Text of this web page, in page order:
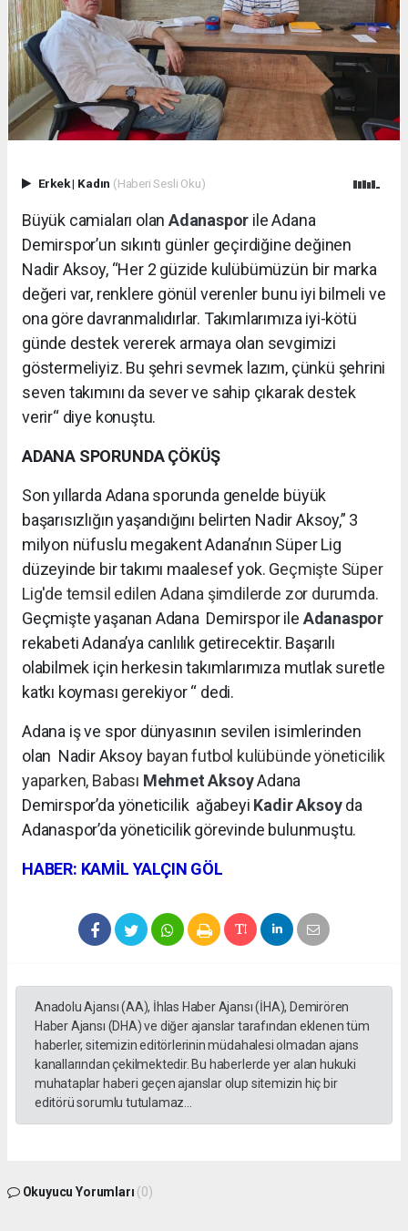
Erkek| Kadın (Haberi Sesli Oku)
Büyük camiaları olan Adanaspor ile Adana
Demirspor’un sıkıntı günler geçirdiğine değinen
Nadir Aksoy, “Her 2 güzide kulübümüzün bir marka
değeri var, renklere gönül verenler bunu iyi bilmeli ve
ona göre davranmalıdırlar. Takımlarımıza iyi-kötü
günde destek vererek armaya olan sevgimizi
göstermeliyiz. Bu şehri sevmek lazım, çünkü şehrini
seven takımını da sever ve sahip çıkarak destek
verir“ diye konuştu.
ADANA SPORUNDA ÇÖKÜŞ
Son yıllarda Adana sporunda genelde büyük
başarısızlığın yaşandığını belirten Nadir Aksoy,” 3
milyon nüfuslu megakent Adana’nın Süper Lig
düzeyinde bir takımı maalesef yok. Geçmişte Süper
Lig'de temsil edilen Adana şimdilerde zor durumda.
Geçmişte yaşanan Adana Demirspor ile Adanaspor
rekabeti Adana’ya canlılık getirecektir. Başarılı
olabilmek için herkesin takımlarımıza mutlak suretle
katkı koyması gerekiyor “ dedi.
Adana iş ve spor dünyasının sevilen isimlerinden
olan Nadir Aksoy bayan futbol kulübünde yöneticilik
yaparken, Babası Mehmet AksoyAdana
Demirspor’da yöneticilik ağabeyi Kadir Aksoyda
Adanaspor’da yöneticilik görevinde bulunmuştu.
HABER: KAMİL YALÇIN GÖL
Anadolu Ajansı (AA), İhlas Haber Ajansı (İHA), Demirören
Haber Ajansı (DHA) ve diğer ajanslar tarafından eklenen tüm
haberler, sitemizin editörlerinin müdahalesi olmadan ajans
kanallarından çekilmektedir. Bu haberlerde yer alan hukuki
muhataplar haberi geçen ajanslar olup sitemizin hiç bir
editörü sorumlu tutulamaz...
Okuyucu Yorumları (0)